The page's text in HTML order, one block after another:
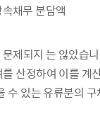
채무 분담액
제되지 는 않았습
산정하여 이를 계
있는 유류분의